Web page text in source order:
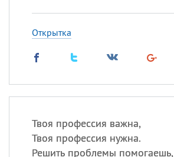
Открытка
Твоя профессия важна,
Твоя профессия нужна.
Решить проблемы помогаешь,